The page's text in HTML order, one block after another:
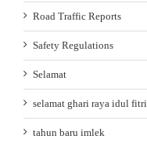
Road Traffic Reports
Safety Regulations
Selamat
selamat ghari raya idul fitri
tahun baru imlek